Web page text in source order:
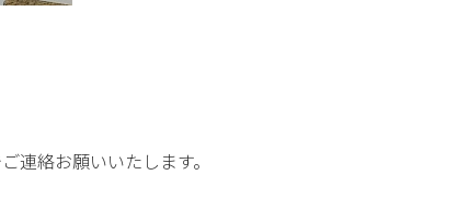
連絡お願いいたします。